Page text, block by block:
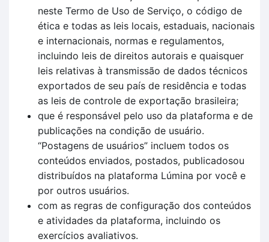
neste Termo de Uso de Serviço, o código de
ética e todas as leis locais, estaduais, nacionais
e internacionais, normas e regulamentos,
incluindo leis de direitos autorais e quaisquer
leis relativas à transmissão de dados técnicos
exportados de seu país de residência e todas
as leis de controle de exportação brasileira;
que é responsável pelo uso da plataforma e de
publicações na condição de usuário.
“Postagens de usuários” incluem todos os
conteúdos enviados, postados, publicadosou
distribuídos na plataforma Lúmina por você e
por outros usuários.
com as regras de configuração dos conteúdos
e atividades da plataforma, incluindo os
exercícios avaliativos.